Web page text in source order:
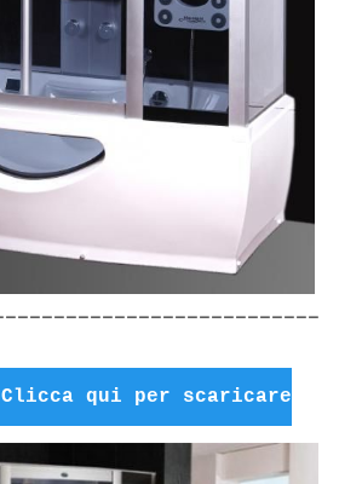
Clicca qui per scaricare